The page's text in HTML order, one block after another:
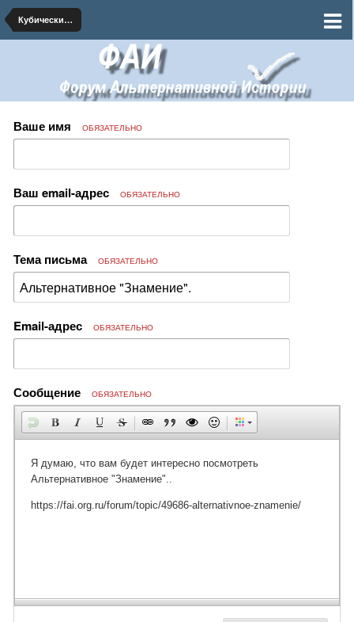
Кубический Персик
Ваше имя ОБЯЗАТЕЛЬНО
Ваш email-адрес ОБЯЗАТЕЛЬНО
Тема письма ОБЯЗАТЕЛЬНО
Email-адрес ОБЯЗАТЕЛЬНО
Сообщение ОБЯЗАТЕЛЬНО